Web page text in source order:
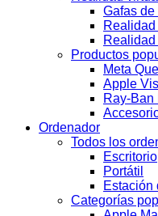
Gafas de
Productos
Meta
Apple
Ray-Ban
Ordenador
Todos los
Escritorio
Portátil
Estación
Categorías